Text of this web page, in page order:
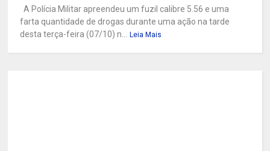
A Polícia Militar apreendeu um fuzil calibre 5.56 e uma
farta quantidade de drogas durante uma ação na tarde
desta terça-feira (07/10) n...
Leia Mais